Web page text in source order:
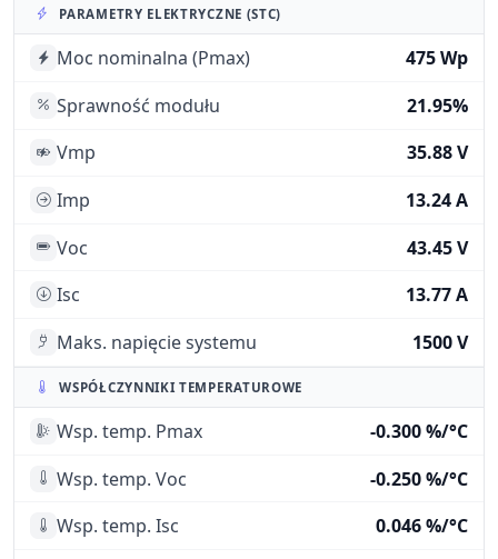
PARAMETRY ELEKTRYCZNE (STC)
Moc nominalna (Pmax)
475 Wp
Sprawność modułu
21.95%
Vmp
35.88 V
Imp
13.24 A
Voc
43.45 V
Isc
13.77 A
Maks. napięcie systemu
1500 V
WSPÓŁCZYNNIKI TEMPERATUROWE
Wsp. temp. Pmax
-0.300 %/°C
Wsp. temp. Voc
-0.250 %/°C
Wsp. temp. Isc
0.046 %/°C